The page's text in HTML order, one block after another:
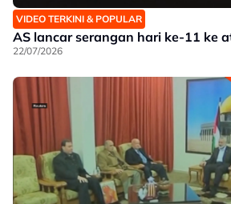
VIDEO TERKINI & POPULAR
AS lancar serangan hari ke-11 ke
22/07/2026